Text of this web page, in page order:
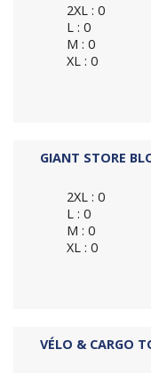
2XL : 0
L : 0
M : 0
XL : 0
GIANT STORE
2XL : 0
L : 0
M : 0
XL : 0
VÉLO & CARGO